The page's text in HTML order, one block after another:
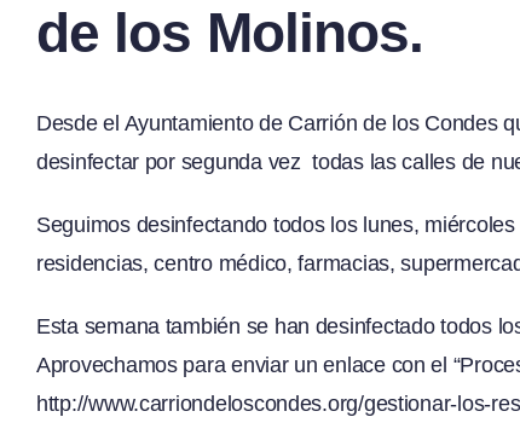
de los Molinos.
Desde el Ayuntamiento de Carrión de los Condes
desinfectar por segunda vez todas las calles de
Seguimos desinfectando todos los lunes,
residencias, centro médico, farmacias,
Esta semana también se han desinfectado todos
Aprovechamos para enviar un enlace con el
http://www.carriondeloscondes.org/gestionar-los-